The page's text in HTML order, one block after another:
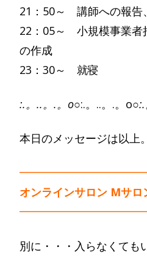
21：50～ 講師への報告
22：05～ 小規模事業者
の作成
23：30～ 就寝
:.。..。.。o○:.。..。.。o○
本日のメッセージは以上。
オンラインサロン Mサロ
別に・・・入らなくても